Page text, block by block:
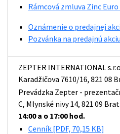
Rámcová zmluva Zinc Euro
Oznámenie o predajnej
Pozvánka na predajnú akciu
ZEPTER INTERNATIONAL
Karadžičova 7610/16, 821 08
Prevádzka Zepter -
C, Mlynské nivy 14, 821 09
14:00 a o 17:00 hod.
Cenník [PDF, 70,15 KB]